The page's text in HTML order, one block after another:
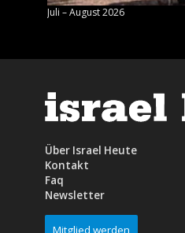
Juli – August 2026
Über Israel Heute
Kontakt
Faq
Newsletter
Mitglied werden